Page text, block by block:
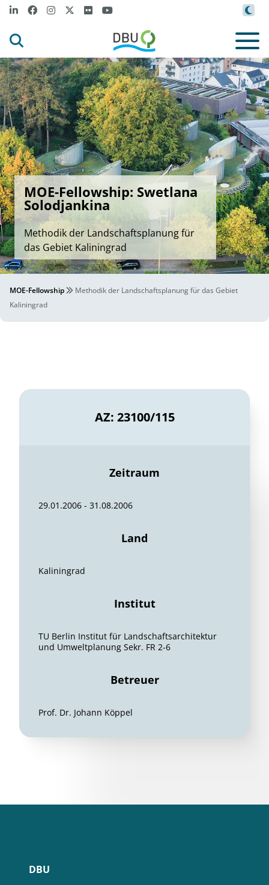
MOE-Fellowship: Swetlana
Solodjankina
Methodik der Landschaftsplanung für
das Gebiet Kaliningrad
MOE-Fellowship
Methodik der Landschaftsplanung für das Gebiet
Kaliningrad
AZ: 23100/115
Zeitraum
29.01.2006 - 31.08.2006
Land
Kaliningrad
Institut
TU Berlin Institut für Landschaftsarchitektur
und Umweltplanung Sekr. FR 2-6
Betreuer
Prof. Dr. Johann Köppel
DBU